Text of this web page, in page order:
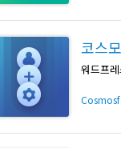
코스
워드프